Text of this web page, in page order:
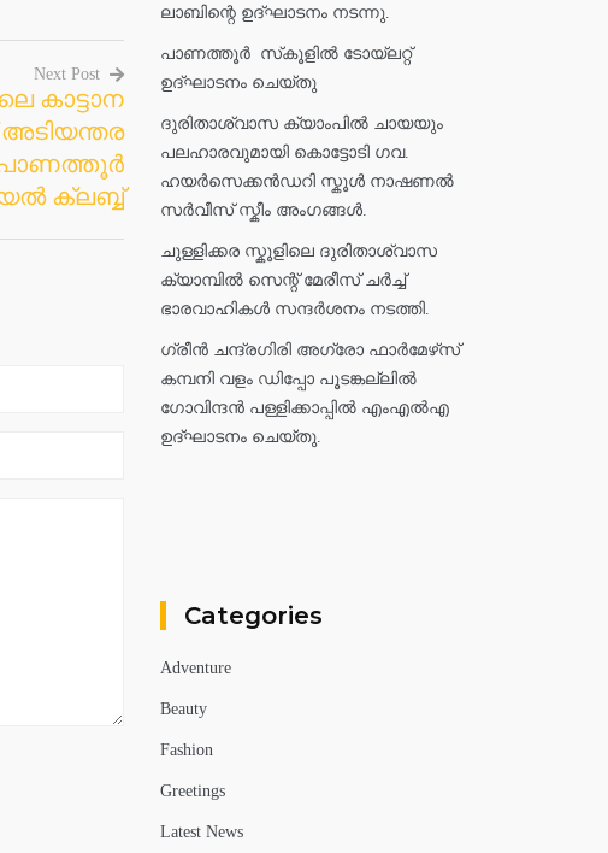
Next Post
കാട്ടാന
പാണത്തൂർ
ക്ലബ്ബ്
ലാബിന്റെ ഉദ്ഘാടനം നടന്നു.
പാണത്തൂർ സ്‌കൂളിൽ ടോയ്ലറ്റ്
ഉദ്ഘാടനം ചെയ്തു
ദുരിതാശ്വാസ ക്യാംപിൽ ചായയും
പലഹാരവുമായി കൊട്ടോടി ഗവ.
ഹയർസെക്കൻഡറി സ്കൂൾ നാഷണൽ
സർവീസ് സ്കീം അംഗങ്ങൾ.
ചുള്ളിക്കര സ്കൂളിലെ ദുരിതാശ്വാസ
ക്യാമ്പിൽ സെന്റ് മേരീസ് ചർച്ച്
ഭാരവാഹികൾ സന്ദർശനം നടത്തി.
ഗ്രീൻ ചന്ദ്രഗിരി അഗ്രോ ഫാർമേഴ്‌സ്
കമ്പനി വളം ഡിപ്പോ പൂടങ്കല്ലിൽ
ഗോവിന്ദൻ പള്ളിക്കാപ്പിൽ എംഎൽഎ
ഉദ്ഘാടനം ചെയ്തു.
Categories
Adventure
Beauty
Fashion
Greetings
Latest News